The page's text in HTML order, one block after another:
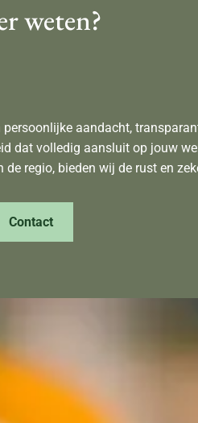
weten?
aandacht,
dat volledig aansluit op jouw
regio, bieden wij de rust en
Contact